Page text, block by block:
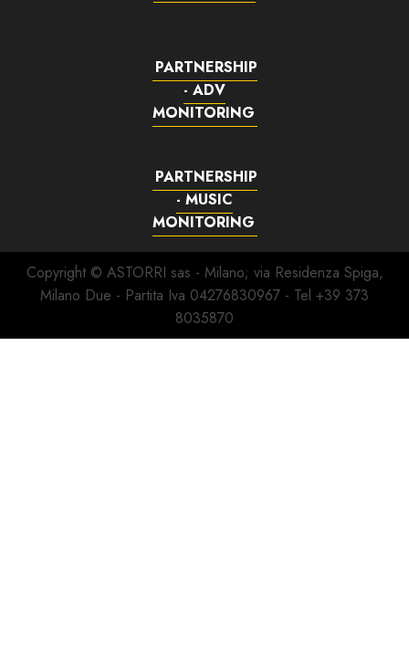
PARTNERSHIP
- ADV
MONITORING
PARTNERSHIP
- MUSIC
MONITORING
Copyright © ASTORRI sas - Milano; via Residenza Spiga,
Milano Due - Partita Iva 04276830967 - Tel +39 373
8035870